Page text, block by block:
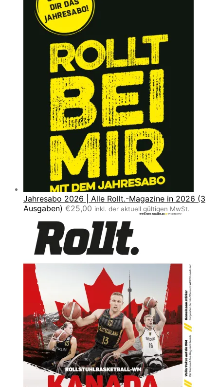
Jahresabo 2026 | Alle Rollt.-Magazine in 2026 (3
Ausgaben) €25,00 inkl. der aktuell gültigen MwSt.